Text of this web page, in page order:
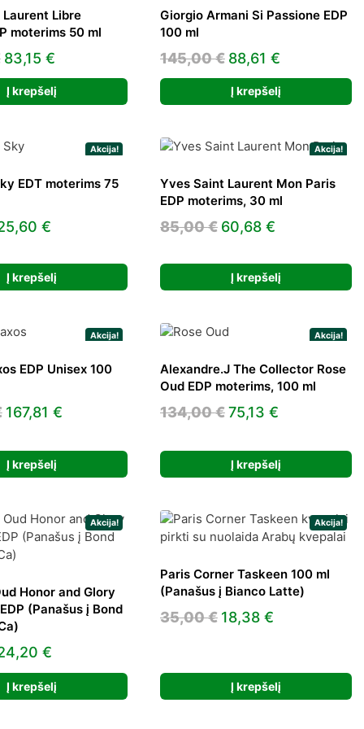
Libre
moterims 50 ml
Original
price
was:
83,15 €Current
price
is:
Į krepšelį
Giorgio Armani Si Passione EDP
100 ml
145,00€ Original
price
was:
88,61 €Current
price
is:
Į krepšelį
Akcija!
EDT moterims 75
€.
€Current
is:
25,60 €.
Į krepšelį
Akcija!
Yves Saint Laurent Mon Paris
EDP moterims, 30 ml
85,00€ Original
was:
85,00 €.
60,68 €Current
is:
60,68 €.
Į krepšelį
Akcija!
EDP Unisex 100
Original
was:
240,00 €.
167,81 €Current
is:
167,81 €.
Į krepšelį
Akcija!
Alexandre.J The Collector Rose
Oud EDP moterims, 100 ml
134,00€Original
was:
134,00 €.
75,13 €Current
is:
75,13 €.
Į krepšelį
Akcija!
Honor and Glory
(Panašus į Bond
was:
€Current
price
is:
Į krepšelį
Akcija!
Paris Corner Taskeen 100 ml
(Panašus į Bianco Latte)
35,00€ Original
35,00 €.
18,38 €Current
18,38 €.
Į krepšelį